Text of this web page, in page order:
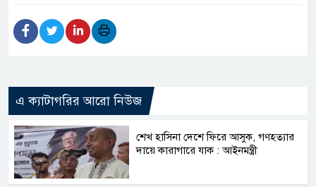
এ ক্যাটাগরির আরো নিউজ
শেখ হাসিনা দেশে ফিরে আসুক, গণহত্যার
দায়ে কারাগারে যাক : আইনমন্ত্রী